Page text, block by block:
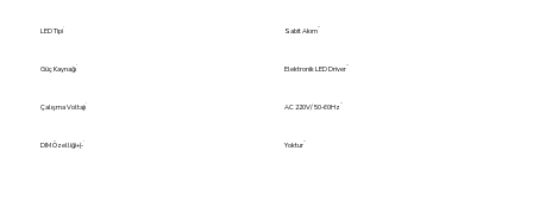
LED Tipi Sabit Akım
Güç Kaynağı Elektronik LED Driver
Çalışma Voltajı AC 220V/ 50-60Hz
DIM Özelliği+(- Yoktur